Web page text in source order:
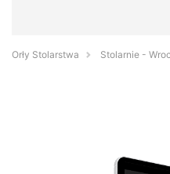
Orły Stolarstwa Stolarnie -